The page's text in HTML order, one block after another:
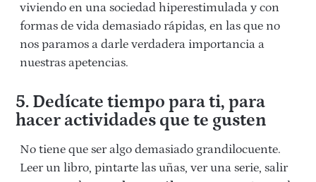
viviendo en una sociedad hiperestimulada y con
formas de vida demasiado rápidas, en las que no
nos paramos a darle verdadera importancia a
nuestras apetencias.
5. Dedícate tiempo para ti, para
hacer actividades que te gusten
No tiene que ser algo demasiado grandilocuente.
Leer un libro, pintarte las uñas, ver una serie, salir